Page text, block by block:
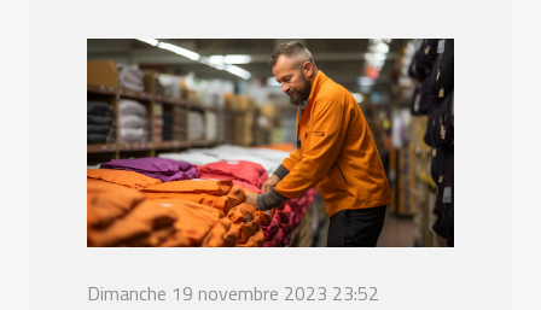
Dimanche 19 novembre 2023 23:52